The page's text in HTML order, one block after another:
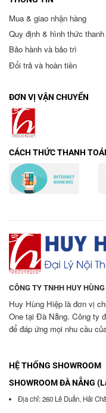
Mua & giao nhận hàng
Quy định & hình thức
Bảo hành và bảo trì
Đổi trả và hoàn tiền
ĐƠN VỊ VẬN CHUYỂN
CÁCH THỨC THANH
CÔNG TY TNHH HUY
Huy Hùng Hiệp là đơn vị
One tại Đà Nẵng. Công ty
để đáp ứng mọi nhu cầu
HỆ THỐNG SHOWROOM
SHOWROOM ĐÀ NẴNG
Địa chỉ: 260 Lê Duẩn, Hải